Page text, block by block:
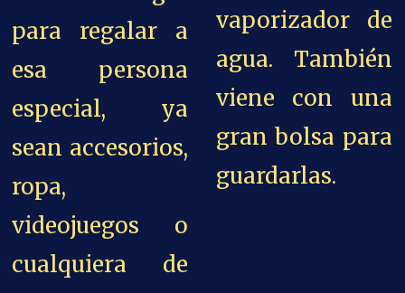
para regalar a
esa persona
especial, ya
sean accesorios,
ropa,
videojuegos o
cualquiera de
vaporizador de
agua. También
viene con una
gran bolsa para
guardarlas.